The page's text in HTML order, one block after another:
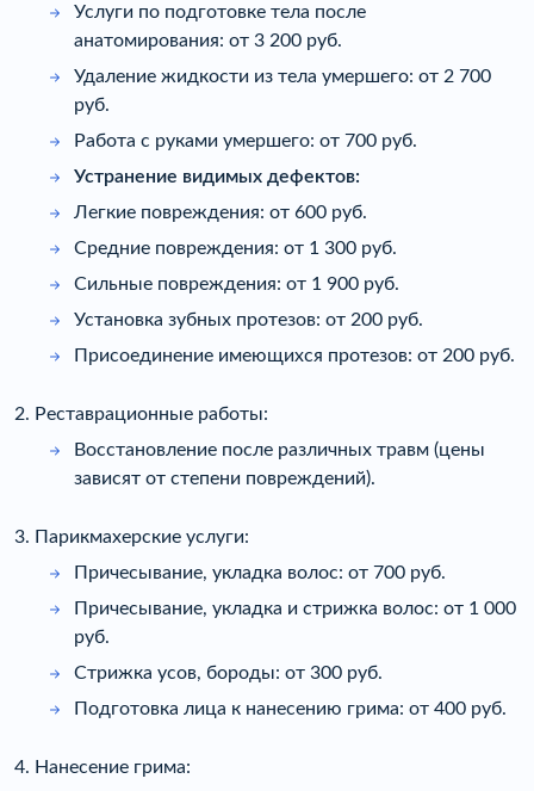
Услуги по подготовке тела после
анатомирования: от 3 200 руб.
Удаление жидкости из тела умершего: от 2 700
руб.
Работа с руками умершего: от 700 руб.
Устранение видимых дефектов:
Легкие повреждения: от 600 руб.
Средние повреждения: от 1 300 руб.
Сильные повреждения: от 1 900 руб.
Установка зубных протезов: от 200 руб.
Присоединение имеющихся протезов: от 200 руб.
2. Реставрационные работы:
Восстановление после различных травм (цены
зависят от степени повреждений).
3. Парикмахерские услуги:
Причесывание, укладка волос: от 700 руб.
Причесывание, укладка и стрижка волос: от 1 000
руб.
Стрижка усов, бороды: от 300 руб.
Подготовка лица к нанесению грима: от 400 руб.
4. Нанесение грима: